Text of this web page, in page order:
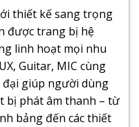
thiết kế sang trọng
được trang bị hệ
linh hoạt mọi nhu
Guitar, MIC cùng
giúp người dùng
bị phát âm thanh – từ
bảng đến các thiết